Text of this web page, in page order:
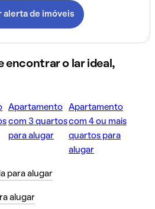
alerta de imóveis
encontrar o lar ideal,
Apartamento
com 3 quartos
para alugar
Apartamento
com 4 ou mais
quartos para
alugar
para alugar
alugar